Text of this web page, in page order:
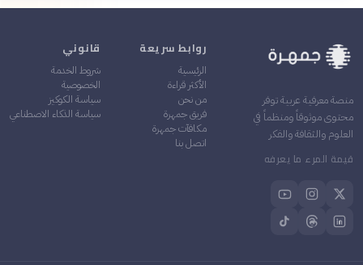
منصة معرفية عربية توفر
محتوى موثوقاً ومنظماً في
العلوم والثقافة والفكر
قيمة المرء ما يعرفه
روابط سريعة
الرئيسية
الأكثر قراءة
من نحن
فريق جمهرة
مكافآت جمهرة
اتصل بنا
قانوني
شروط الخدمة
الخصوصية
سياسة الكوكيز
سياسة الذكاء الاصطناعي